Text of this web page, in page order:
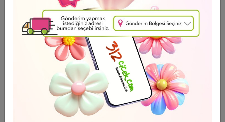
2 - 4 - 6 Taksit Se?enei
Ücretsiz Teslimat
Peony Bouquet
13.361 ,14 TL
2 - 4 - 6 Taksit Se?enei